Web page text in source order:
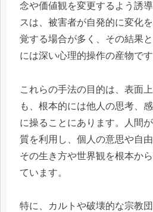
念や価値観を変更するよう誘
スは、被害者が自発的に変化
覚する場合が多く、その結果
には深い心理的操作の産物です
これらの手法の目的は、表面
も、根本的には他人の思考、
に操ることにあります。人間
質を利用し、個人の意思や自
その生き方や世界観を根本か
ています。
特に、カルトや破壊的な宗教